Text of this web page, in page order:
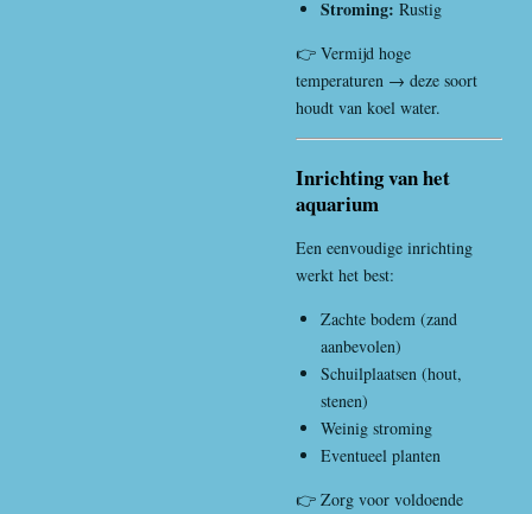
Stroming: Rustig
👉 Vermijd hoge
temperaturen → deze soort
houdt van koel water.
Inrichting van het
aquarium
Een eenvoudige inrichting
werkt het best:
Zachte bodem (zand
aanbevolen)
Schuilplaatsen (hout,
stenen)
Weinig stroming
Eventueel planten
👉 Zorg voor voldoende